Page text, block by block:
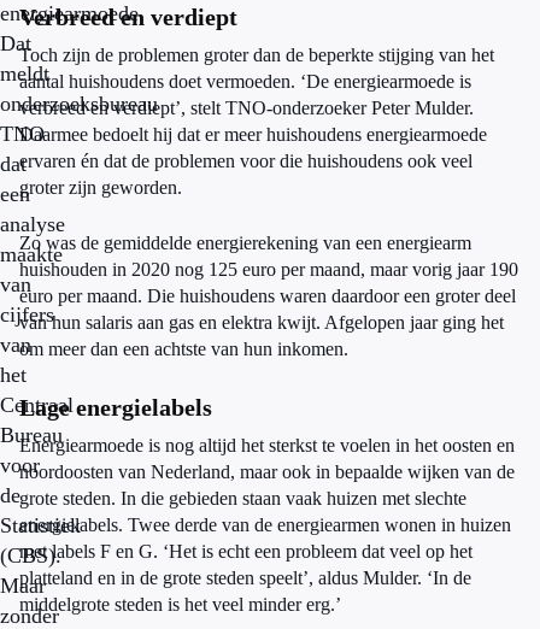
energiearmoede.
Dat
meldt
onderzoeksbureau
TNO
dat
een
analyse
maakte
van
cijfers
van
het
Centraal
Bureau
voor
de
Statistiek
(CBS).
Maar
zonder
Verbreed en verdiept
Toch zijn de problemen groter dan de beperkte stijging van het
aantal huishoudens doet vermoeden. ‘De energiearmoede is
verbreed en verdiept’, stelt TNO-onderzoeker Peter Mulder.
Daarmee bedoelt hij dat er meer huishoudens energiearmoede
ervaren én dat de problemen voor die huishoudens ook veel
groter zijn geworden.
Zo was de gemiddelde energierekening van een energiearm
huishouden in 2020 nog 125 euro per maand, maar vorig jaar 190
euro per maand. Die huishoudens waren daardoor een groter deel
van hun salaris aan gas en elektra kwijt. Afgelopen jaar ging het
om meer dan een achtste van hun inkomen.
Lage energielabels
Energiearmoede is nog altijd het sterkst te voelen in het oosten en
noordoosten van Nederland, maar ook in bepaalde wijken van de
grote steden. In die gebieden staan vaak huizen met slechte
energielabels. Twee derde van de energiearmen wonen in huizen
met labels F en G. ‘Het is echt een probleem dat veel op het
platteland en in de grote steden speelt’, aldus Mulder. ‘In de
middelgrote steden is het veel minder erg.’